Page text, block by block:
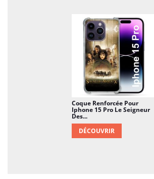
Coque Renforcée Pour
Iphone 15 Pro Le Seigneur
Des...
DÉCOUVRIR